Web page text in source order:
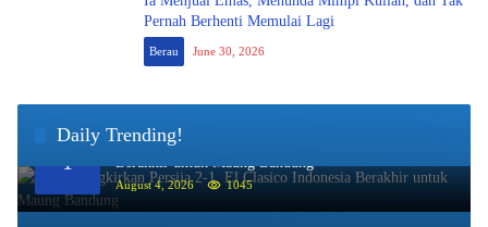
Pernah Berhenti Memulai Lagi
Berau June 30, 2026
Daily Trending!
1
Persib Singkirkan Persija 2-1, El Clasico Indonesia
August 4, 2026 1045